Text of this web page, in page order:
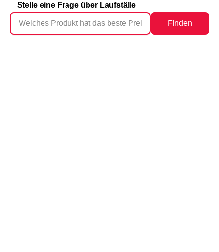
Stelle eine Frage über Laufställe
Finden